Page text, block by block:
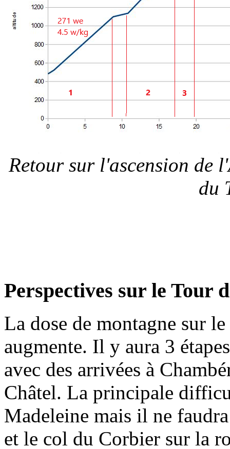
Retour sur l'ascension de
du
Perspectives sur le Tour
La dose de montagne sur
augmente. Il y aura 3
avec des arrivées à
Châtel. La principale
Madeleine mais il ne
et le col du Corbier sur la